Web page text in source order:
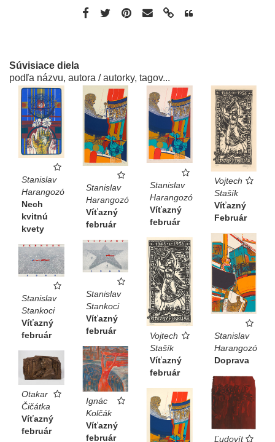
Súvisiace diela
podľa názvu, autora / autorky, tagov...
Stanislav
Harangozó
Nech
kvitnú
kvety
Stanislav
Harangozó
Víťazný
február
Stanislav
Harangozó
Víťazný
február
Vojtech
Stašík
Víťazný
Február
Stanislav
Harangozó
Doprava
Vojtech
Stašík
Víťazný
február
Stanislav
Stankoci
Víťazný
február
Stanislav
Stankoci
Víťazný
február
Ignác
Kolčák
Víťazný
február
Otakar
Čičátka
Víťazný
február
Ľudovít